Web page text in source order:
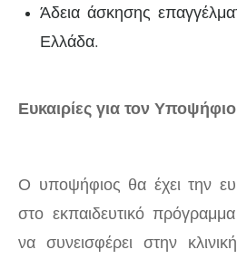
Άδεια άσκησης
Ελλάδα.
Ευκαιρίες για τον
Ο υποψήφιος θα έχει την
στο εκπαιδευτικό
να συνεισφέρει στην